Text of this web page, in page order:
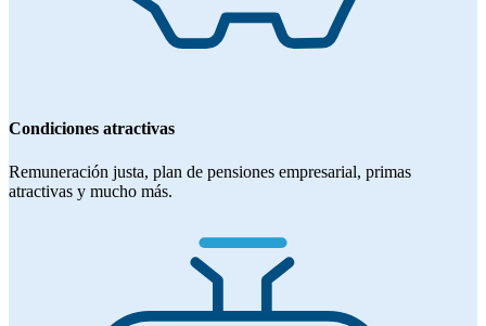
Condiciones atractivas
Remuneración justa, plan de pensiones empresarial, primas
atractivas y mucho más.